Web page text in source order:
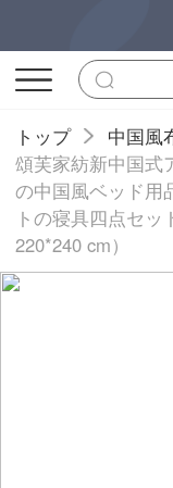
トップ
中国風
頌芙家紡新中国式
の中国風ベッド用
トの寝具四点セ
220*240 cm）